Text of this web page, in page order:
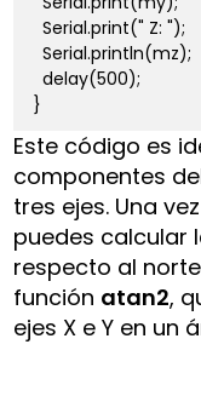
  Serial.print(" Z: ");
  Serial.println(mz);
  delay(500);
}
Este código es
componentes
tres ejes. Una
puedes calcular
respecto al
función atan2,
ejes X e Y en un